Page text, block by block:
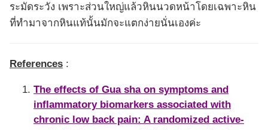
ระมัดระวัง เพราะส่วนใหญ่แล้วหินนวดหน้าโดยเฉพาะหิน
ที่ทำมาจากหินแท้นั้นมักจะแตกง่ายนั่นเองค่ะ
References :
The effects of Gua sha on symptoms and
inflammatory biomarkers associated with
chronic low back pain: A randomized active-